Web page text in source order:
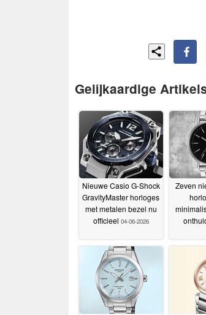
Gelijkaardige
Nieuwe Casio G-Shock
GravityMaster horloges
met metalen bezel nu
officieel 04-06-2026
Zeven